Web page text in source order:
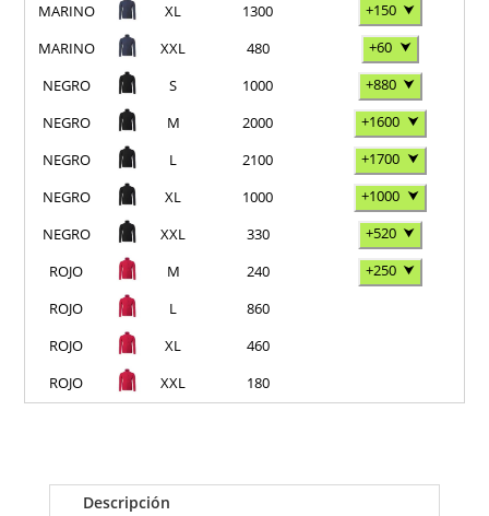
MARINO XL 1300 +150 ⮟
MARINO
XXL 480 +60 ⮟
NEGRO
S 1000 +880 ⮟
NEGRO
M 2000 +1600 ⮟
NEGRO
L 2100 +1700 ⮟
NEGRO
XL 1000 +1000 ⮟
NEGRO
XXL 330 +520 ⮟
ROJO
M 240 +250 ⮟
ROJO
L
860
ROJO
XL
460
ROJO
XXL 180
Descripción